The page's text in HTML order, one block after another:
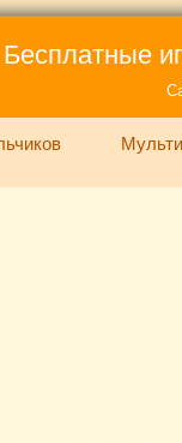
Бесплатные